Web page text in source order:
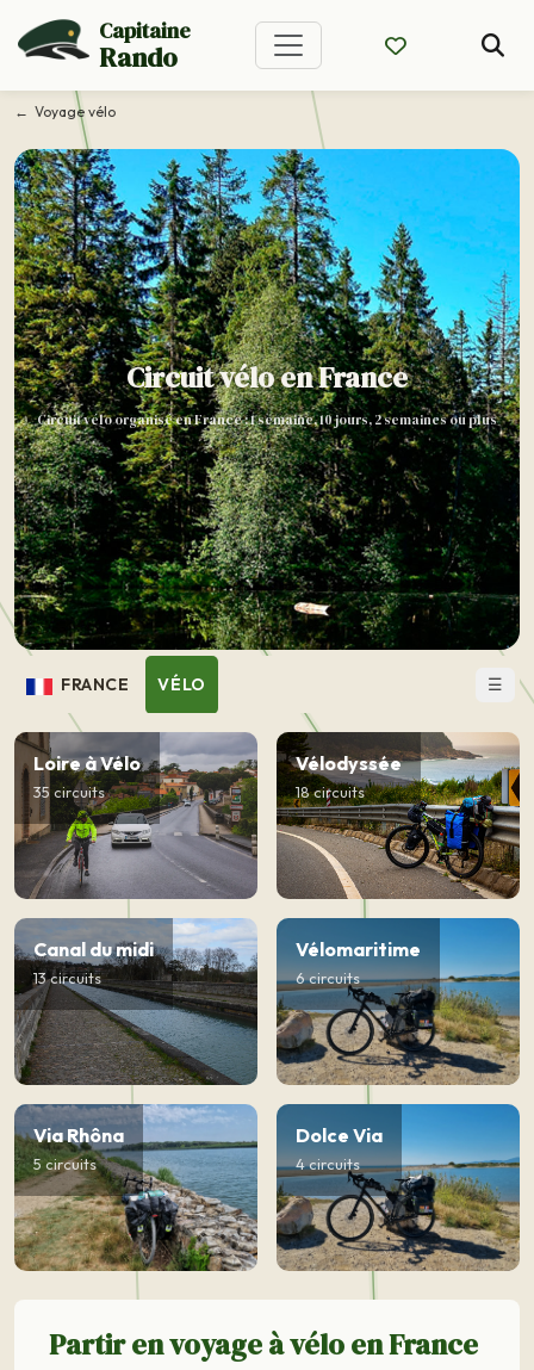
Capitaine
Rando
Voyage vélo
Circuit vélo en France
Circuit vélo organisé en France : 1 semaine, 10 jours, 2 semaines ou plus
FRANCE VÉLO ☰
Loire à Vélo
35 circuits
Vélodyssée
18 circuits
Canal du midi
13 circuits
Vélomaritime
6 circuits
Via Rhôna
5 circuits
Dolce Via
4 circuits
Partir en voyage à vélo en France